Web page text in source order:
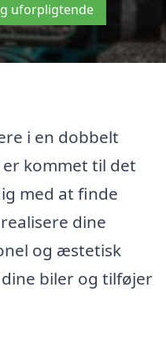
uforpligtende
i en dobbelt
kommet til det
med at finde
dine
og æstetisk
biler og tilføjer